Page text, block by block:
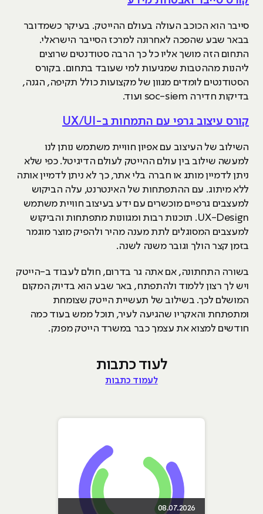
סייבר הוא הכוכב העולה בעולם ההייטק. בעיקר כשמדובר
בבאר שבע שהפכה לאחרונה למרכז הסייבר הישראלי.
התחום הזה מושך אליו כל כך הרבה סטודנטים שרוצים
ליהנות מההטבות שמגיעות למי שעובד בתחום. בקורס
הסטודנטים לומדים מגוון של מקצועות כולל תקיפה, הגנה,
בדיקות חדירה soc-siem ועוד.
קורס עיצוב גרפי עם התמחות ב-UX/UI
השילוב של העיצוב עם אפיון חוויית משתמש נותן לנו
למעשה שילוב בין עולם ההייטק לעולם הדיגיטל. כפי שלא
ניתן לדמיין מותג או חברה בלי אתר, כך לא ניתן לדמיין אותה
ללא מיתוג. עם ההתפתחות של האינטרנט, עלה הביקוש
למעצבים גרפיים מוכשרים עם ידע בעיצוב חוויית משתמש
UX-Design. תוכנות רבות ומגוונות מתפתחות והביקוש
למעצבים המסוגלים לתת מענה מהיר ולהפיק מוצר מוגמר
בזמן קצר הולך וגובר משנה לשנה.
בשורה התחתונה, אם אתה גר בדרום, חולם לעבוד ב-הייטק
ויש לך רצון ללמוד ולהתפתח, באר שבע הוא בדיוק המקום
המושלם לכך. בשילוב של תעשיית הייטק שצומחת
ומתפתחת והאקריו שהגיעה לעיר, תוכל ממש בעוד כמה
חודשים למצוא את עצמך כבר במשרד הייטק מפנק.
לעוד כתבות
לעמוד כתבות
08.07.2026